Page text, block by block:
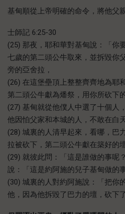
基甸順從上帝明確的命令，將他父
士師記 6:25-30
(25) 那夜，耶和華對基甸說：「你
七歲的第二頭公牛取來，並拆毀你
旁的亞舍拉，
(26) 在這堡壘頂上整整齊齊地為耶
第二頭公牛獻為燔祭，用你所砍下
(27) 基甸就從他僕人中選了十個人
他因怕父家和本城的人，不敢在白
(28) 城裏的人清早起來，看哪，巴
拉被砍下，第二頭公牛獻在築好的
(29) 就彼此問：「這是誰做的事呢
說：「這是約阿施的兒子基甸做的事
(30) 城裏的人對約阿施說：「把你
他，因為他拆毀了巴力的壇，砍下